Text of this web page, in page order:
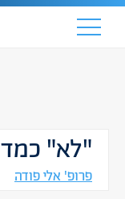
"לא"
פרופ' אלי פודה